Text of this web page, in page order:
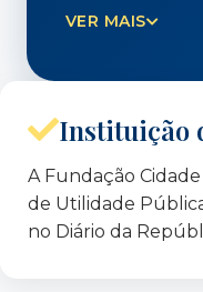
Alberto
Data do
Conselho
Maria Isabel
VER MAIS
Instituição
A Fundação
de Utilidade
no Diário da